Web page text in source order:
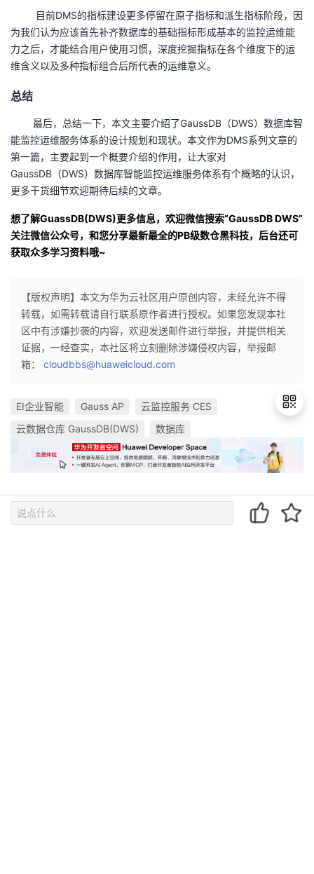
目前DMS的指标建设更多停留在原子指标和派生指标阶段，因
为我们认为应该首先补齐数据库的基础指标形成基本的监控运维能
力之后，才能结合用户使用习惯，深度挖掘指标在各个维度下的运
维含义以及多种指标组合后所代表的运维意义。
总结
最后，总结一下，本文主要介绍了GaussDB（DWS）数据库智
能监控运维服务体系的设计规划和现状。本文作为DMS系列文章的
第一篇，主要起到一个概要介绍的作用，让大家对
GaussDB（DWS）数据库智能监控运维服务体系有个概略的认识，
更多干货细节欢迎期待后续的文章。
想了解GuassDB(DWS)更多信息，欢迎微信搜索“GaussDB DWS”
关注微信公众号，和您分享最新最全的PB级数仓黑科技，后台还可
获取众多学习资料哦~
【版权声明】本文为华为云社区用户原创内容，未经允许不得
转载，如需转载请自行联系原作者进行授权。如果您发现本社
区中有涉嫌抄袭的内容，欢迎发送邮件进行举报，并提供相关
证据，一经查实，本社区将立刻删除涉嫌侵权内容，举报邮
箱： cloudbbs@huaweicloud.com
EI企业智能 Gauss AP
云监控服务 CES
云数据仓库 GaussDB(DWS)
数据库